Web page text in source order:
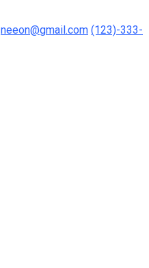
neeon@gmail.com (123)-333-